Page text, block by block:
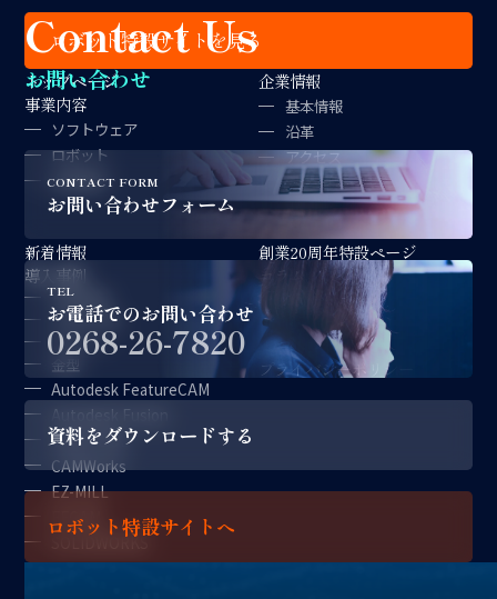
Contact Us
お問い合わせ
CONTACT FORM
お問い合わせフォーム
TEL
お電話でのお問い合わせ
0268-26-7820
資料をダウンロードする
ロボット特設サイトへ
ロボット特設サイトを見る
トップページ
事業内容
ソフトウェア
ロボット
金型製作
企業情報
基本情報
沿革
アクセス
拠点紹介
経営理念
新着情報
導入事例
対談記事
CAD/CAM
ロボット
金型
Autodesk FeatureCAM
Autodesk Fusion
CAM-TOOL
CAMWorks
EZ-MILL
FFCAM
SOLIDWORKS
アプリケーション
創業20周年特設ページ
コラム
採用情報
サポート情報
お問い合わせ
プライバシーポリシー